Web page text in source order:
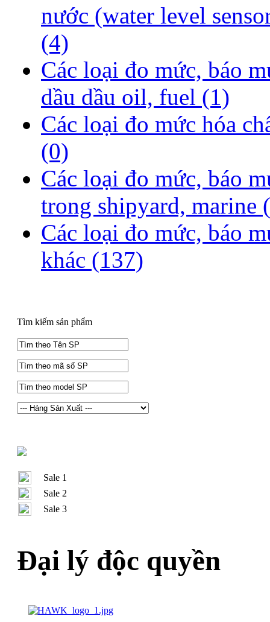
nước (water level
(4)
Các loại đo mức, báo
dầu dầu oil, fuel (1)
Các loại đo mức hóa
(0)
Các loại đo mức, báo
trong shipyard, marine
Các loại đo mức, báo
khác (137)
Tìm kiếm sản phẩm
Sale 1
Sale 2
Sale 3
Đại lý độc quyền